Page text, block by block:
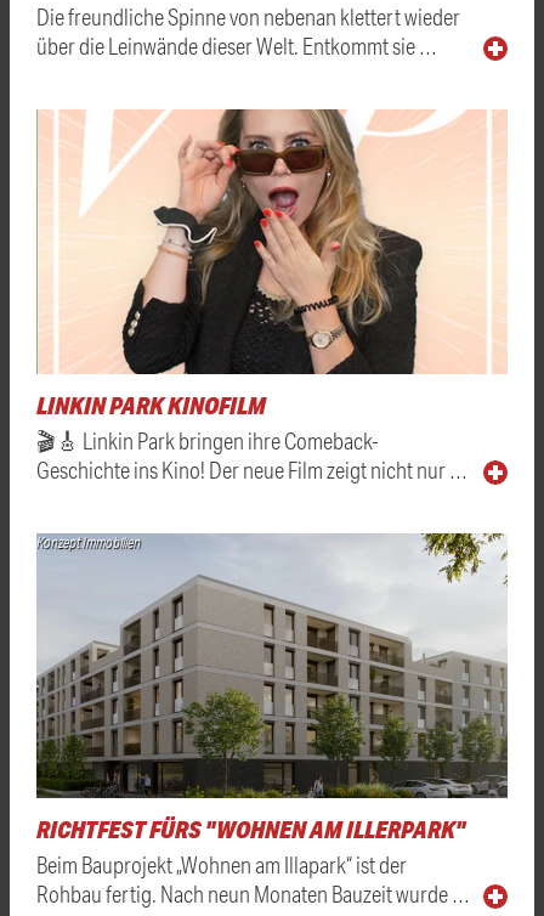
Die freundliche Spinne von nebenan klettert wieder
über die Leinwände dieser Welt. Entkommt sie …
LINKIN PARK KINOFILM
🎬🎸 Linkin Park bringen ihre Comeback-
Geschichte ins Kino! Der neue Film zeigt nicht nur …
Konzept Immobilien
RICHTFEST FÜRS "WOHNEN AM ILLERPARK"
Beim Bauprojekt „Wohnen am Illapark“ ist der
Rohbau fertig. Nach neun Monaten Bauzeit wurde …